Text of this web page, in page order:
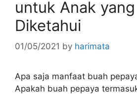
untuk Anak
Diketahui
01/05/2021 by harimata
Apa saja manfaat buah
Apakah buah pepaya